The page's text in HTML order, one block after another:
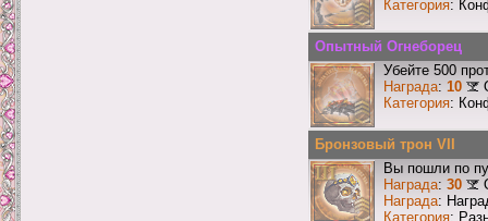
Категория:
Опытный Огнеборец
Убейте 500
Награда: 10
Категория:
Бронзовый трон VII
Вы пошли по
Награда: 30
Награда:
Категория: